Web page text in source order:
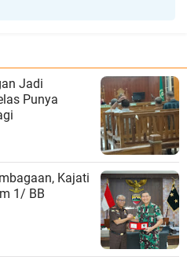
Jadi
Punya
Kajati
1/ BB